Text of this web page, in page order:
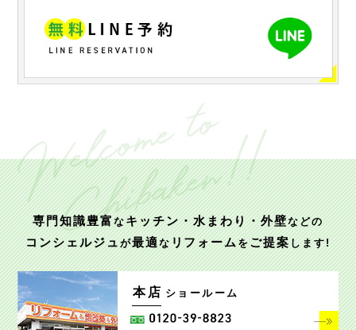
専門知識豊富なキッチン・水まわり・外壁などの
コンシェルジュが最適なリフォームをご提案します!
本店 ショールーム